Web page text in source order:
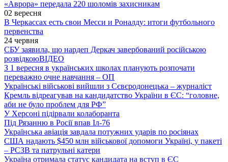
«Аврора» передала 220 шоломів захисникам
02 вересня
В Черкассах есть свои Месси и Роналду: итоги футбольного
первенства
24 червня
СБУ заявила, що нардеп Деркач завербований російською
розвідкоюВІДЕО
З 1 вересня в українських школах планують розпочати
переважно очне навчання – ОП
Українські військові вийшли з Сєвєродонецька – журналіст
Кремль відреагував на кандидатство України в ЄС: “головне,
аби не було проблем для РФ”
У Херсоні підірвали колаборанта
Під Рязанню в Росії впав Іл-76
Українська авіація завдала потужних ударів по росіянах
США надають $450 млн військової допомоги Україні, у пакеті
– РСЗВ та патрульні катери
Україна отримала статус кандидата на вступ в ЄС